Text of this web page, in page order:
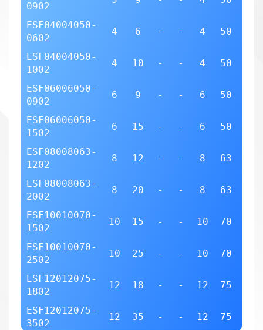
0902
ESF04004050-
0602
4 6 - - 4 50
ESF04004050-
1002
4 10 - - 4 50
ESF06006050-
0902
6 9 - - 6 50
ESF06006050-
1502
6 15 - - 6 50
ESF08008063-
1202
8 12 - - 8 63
ESF08008063-
2002
8 20 - - 8 63
ESF10010070-
1502
10 15 - - 10 70
ESF10010070-
2502
10 25 - - 10 70
ESF12012075-
1802
12 18 - - 12 75
ESF12012075-
3502
12 35 - - 12 75